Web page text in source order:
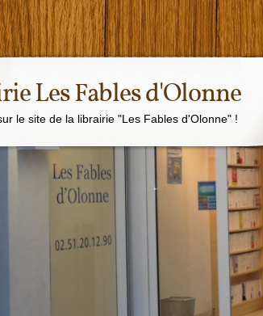
Les Fables d'Olonne
le site de la librairie "Les Fables d'Olonne" !